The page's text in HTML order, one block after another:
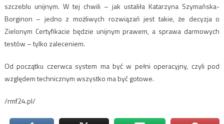
szczeblu unijnym. W tej chwili – jak ustaliła Katarzyna Szymańska-
Borginon – jedno z możliwych rozwiązań jest takie, że decyzja o
Zielonym Certyfikacie będzie unijnym prawem, a sprawa darmowych
testów – tylko zaleceniem.
Od początku czerwca system ma być w pełni operacyjny, czyli pod
względem technicznym wszystko ma być gotowe.
/rmf24.pl/